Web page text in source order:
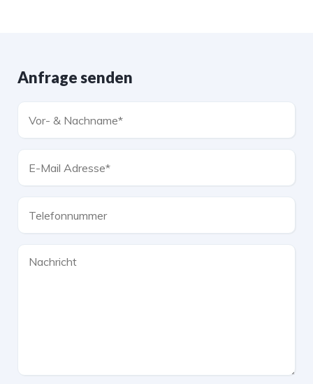
Anfrage senden